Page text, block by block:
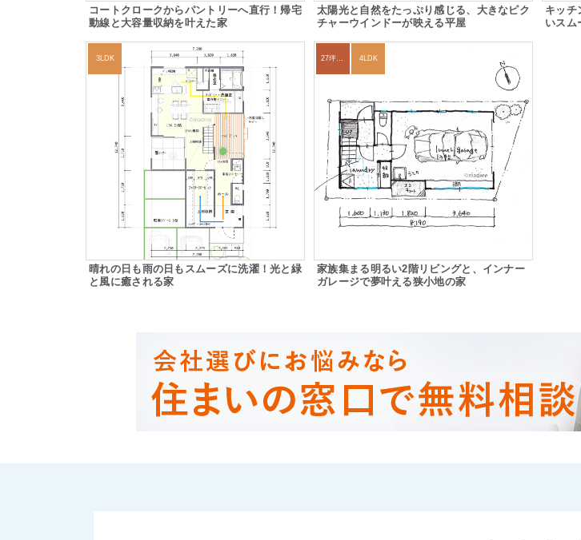
コートクロークからパントリーへ直行！帰宅
動線と大容量収納を叶えた家
太陽光と自然をたっぷり感じる、大きなピク
チャーウインドーが映える平屋
キッチ
いスム
3LDK
晴れの日も雨の日もスムーズに洗濯！光と緑
と風に癒される家
27坪〜30坪 4LDK
家族集まる明るい2階リビングと、インナー
ガレージで夢叶える狭小地の家